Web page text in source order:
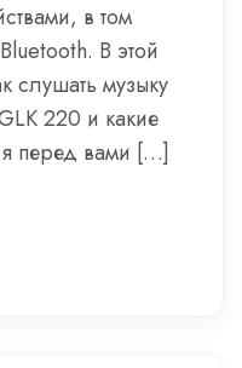
в том
В этой
слушать музыку
220 и какие
перед вами […]